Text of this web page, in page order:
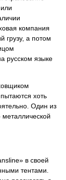
компания
грузу, а потом
русском языке
хоть
Один из
в своей
тентами.